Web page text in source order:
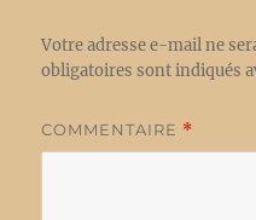
Votre adresse e-mail ne
obligatoires sont indiqués
COMMENTAIRE *